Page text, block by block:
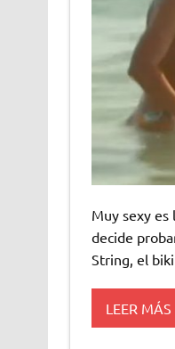
Muy sexy es
decide
String, el
LEER MÁS